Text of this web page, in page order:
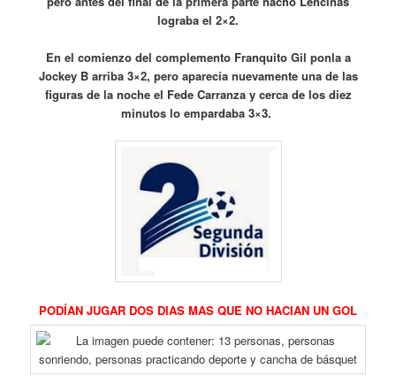
lograba el 2×2.
En el comienzo del complemento Franquito Gil ponla a
Jockey B arriba 3×2, pero aparecía nuevamente una de las
figuras de la noche el Fede Carranza y cerca de los diez
minutos lo empardaba 3×3.
PODÍAN JUGAR DOS DIAS MAS QUE NO HACIAN UN GOL